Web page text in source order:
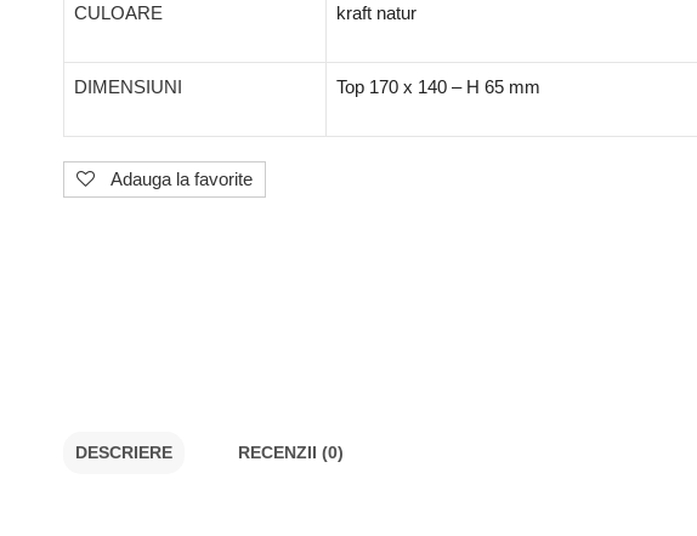
CULOARE kraft natur
DIMENSIUNI Top 170 x 140 – H 65 mm
Adauga la favorite
DESCRIERE RECENZII (0)